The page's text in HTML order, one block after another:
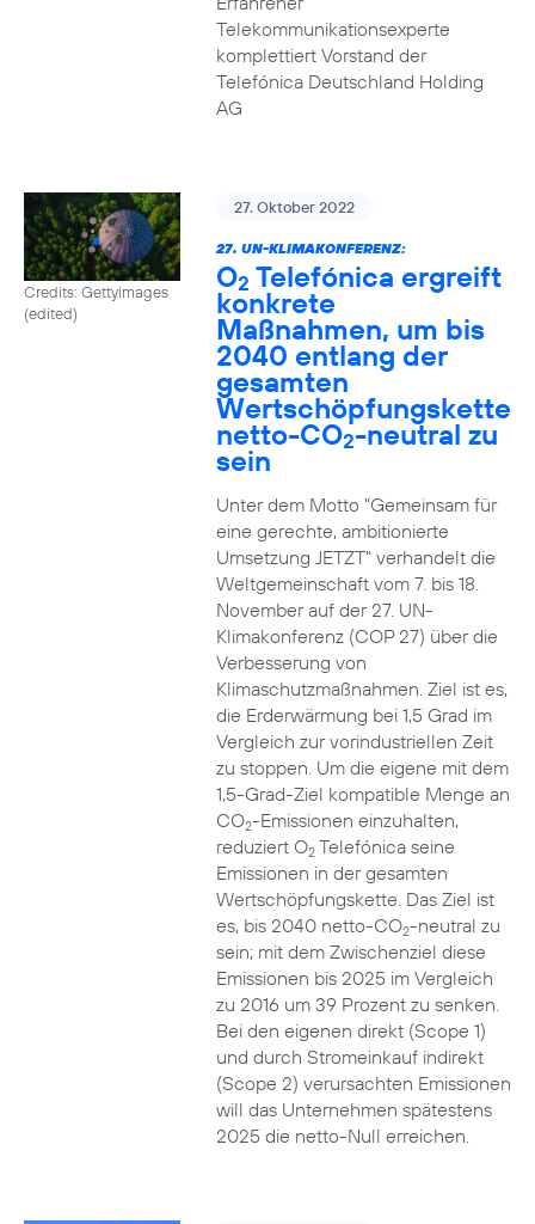
Telekommunikationsexperte
komplettiert Vorstand der
Telefónica Deutschland Holding
AG
Credits: Gettyimages
(edited)
27. Oktober 2022
27. UN-KLIMAKONFERENZ:
O2 Telefónica ergreift
konkrete
Maßnahmen, um bis
2040 entlang der
gesamten
Wertschöpfungskette
netto-CO2-neutral zu
sein
Unter dem Motto "Gemeinsam für
eine gerechte, ambitionierte
Umsetzung JETZT" verhandelt die
Weltgemeinschaft vom 7. bis 18.
November auf der 27. UN-
Klimakonferenz (COP 27) über die
Verbesserung von
Klimaschutzmaßnahmen. Ziel ist es,
die Erderwärmung bei 1,5 Grad im
Vergleich zur vorindustriellen Zeit
zu stoppen. Um die eigene mit dem
1,5-Grad-Ziel kompatible Menge an
CO2-Emissionen einzuhalten,
reduziert O2Telefónica seine
Emissionen in der gesamten
Wertschöpfungskette. Das Ziel ist
es, bis 2040 netto-CO2-neutral zu
sein; mit dem Zwischenziel diese
Emissionen bis 2025 im Vergleich
zu 2016 um 39 Prozent zu senken.
Bei den eigenen direkt (Scope 1)
und durch Stromeinkauf indirekt
(Scope 2) verursachten Emissionen
will das Unternehmen spätestens
2025 die netto-Null erreichen.